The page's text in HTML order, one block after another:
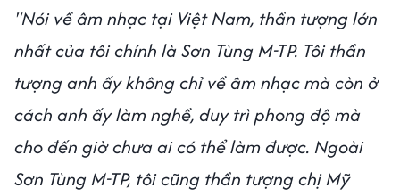
"Nói về âm nhạc tại Việt Nam, thần tượng lớn
nhất của tôi chính là Sơn Tùng M-TP. Tôi thần
tượng anh ấy không chỉ về âm nhạc mà còn ở
cách anh ấy làm nghề, duy trì phong độ mà
cho đến giờ chưa ai có thể làm được. Ngoài
Sơn Tùng M-TP, tôi cũng thần tượng chị Mỹ